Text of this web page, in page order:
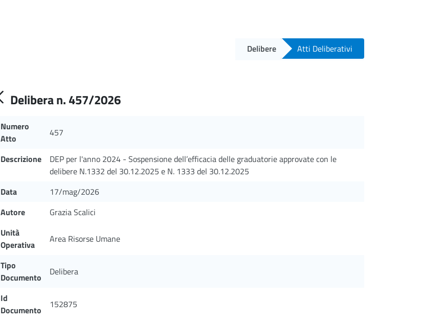
Delibere Atti Deliberativi
Delibera n. 457/2026
Numero
Atto
457
Descrizione
DEP per l'anno 2024 - Sospensione dell’efficacia delle graduatorie approvate con le
delibere N.1332 del 30.12.2025 e N. 1333 del 30.12.2025
Data
17/mag/2026
Autore
Grazia Scalici
Unità
Operativa
Area Risorse Umane
Tipo
Documento
Delibera
Id
Documento
152875